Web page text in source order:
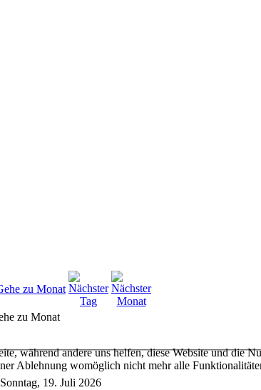
zu Monat
Sonntag, 19. Juli 2026
während andere uns helfen, diese Website und die
Ablehnung womöglich nicht mehr alle